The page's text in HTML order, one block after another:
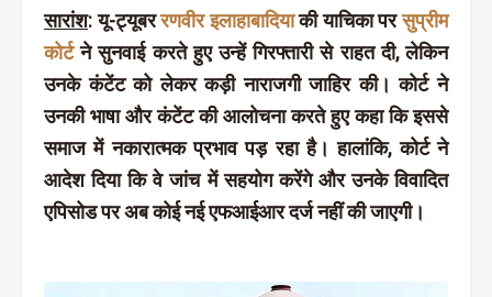
सारांश: यू-ट्यूबररणवीर इलाहाबादियाकी याचिका परसुप्रीम
कोर्टने सुनवाई करते हुए उन्हें गिरफ्तारी से राहत दी, लेकिन
उनके कंटेंट को लेकर कड़ी नाराजगी जाहिर की। कोर्ट ने
उनकी भाषा और कंटेंट की आलोचना करते हुए कहा कि इससे
समाज में नकारात्मक प्रभाव पड़ रहा है। हालांकि, कोर्ट ने
आदेश दिया कि वे जांच में सहयोग करेंगे और उनके विवादित
एपिसोड पर अब कोई नई एफआईआर दर्ज नहीं की जाएगी।